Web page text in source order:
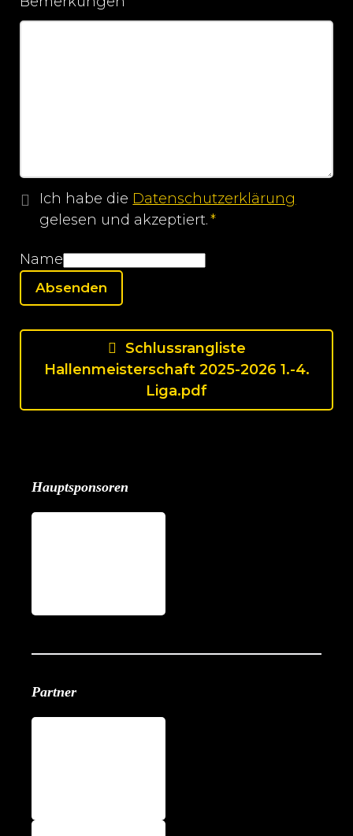
Ich habe die Datenschutzerklärung
gelesen und akzeptiert. *
Name
Schlussrangliste
Hallenmeisterschaft 2025-2026 1.-4.
Liga.pdf
Hauptsponsoren
Partner